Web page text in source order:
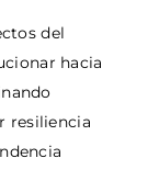
del
hacia
resiliencia